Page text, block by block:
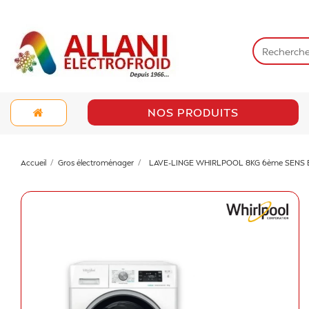
NOS PRODUITS
Accueil Gros électroménager LAVE-LINGE WHIRLPOOL 8KG 6ème SENS